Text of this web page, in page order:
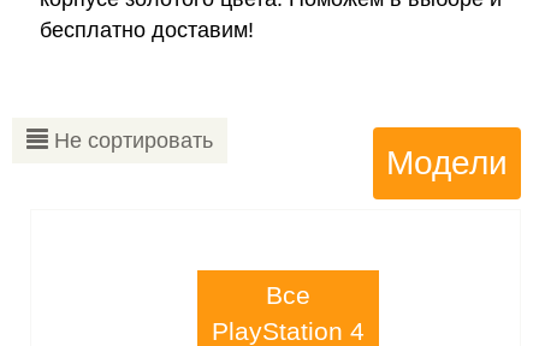
бесплатно доставим!
Не сортировать
Модели
Все
PlayStation 4